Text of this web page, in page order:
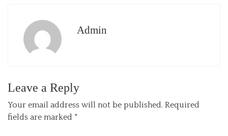
Admin
Leave a Reply
Your email address will not be published. Required
fields are marked *